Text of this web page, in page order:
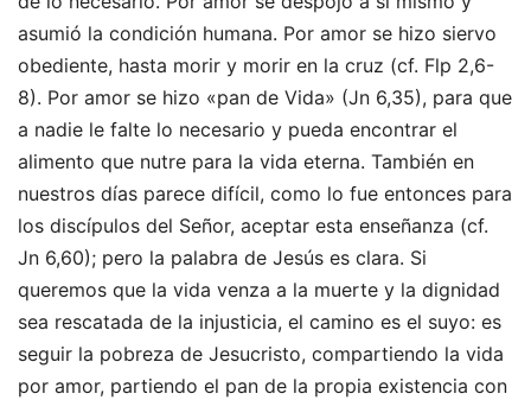
asumió la condición humana. Por amor se hizo siervo
obediente, hasta morir y morir en la cruz (cf. Flp 2,6-
8). Por amor se hizo «pan de Vida» (Jn 6,35), para que
a nadie le falte lo necesario y pueda encontrar el
alimento que nutre para la vida eterna. También en
nuestros días parece difícil, como lo fue entonces para
los discípulos del Señor, aceptar esta enseñanza (cf.
Jn 6,60); pero la palabra de Jesús es clara. Si
queremos que la vida venza a la muerte y la dignidad
sea rescatada de la injusticia, el camino es el suyo: es
seguir la pobreza de Jesucristo, compartiendo la vida
por amor, partiendo el pan de la propia existencia con